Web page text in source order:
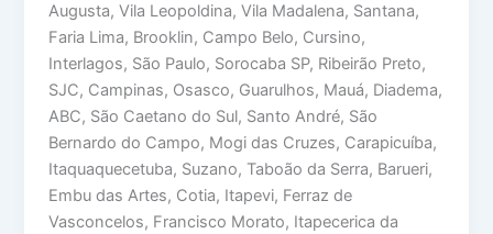
Augusta, Vila Leopoldina, Vila Madalena, Santana,
Faria Lima, Brooklin, Campo Belo, Cursino,
Interlagos, São Paulo, Sorocaba SP, Ribeirão Preto,
SJC, Campinas, Osasco, Guarulhos, Mauá, Diadema,
ABC, São Caetano do Sul, Santo André, São
Bernardo do Campo, Mogi das Cruzes, Carapicuíba,
Itaquaquecetuba, Suzano, Taboão da Serra, Barueri,
Embu das Artes, Cotia, Itapevi, Ferraz de
Vasconcelos, Francisco Morato, Itapecerica da